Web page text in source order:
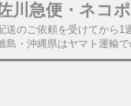
川急便・ネコ
送のご依頼を受けてから1
島・沖縄県はヤマト運輸で